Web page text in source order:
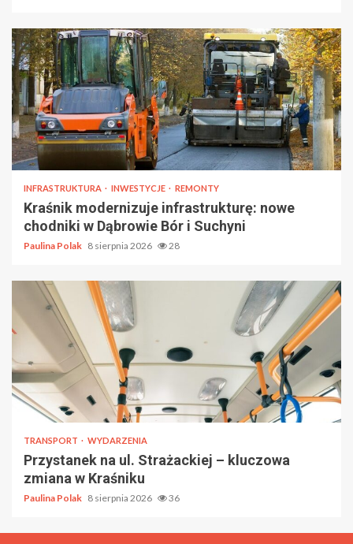
INFRASTRUKTURA INWESTYCJE REMONTY
Kraśnik modernizuje infrastrukturę: nowe
chodniki w Dąbrowie Bór i Suchyni
Paulina Polak 8 sierpnia 2026 28
TRANSPORT WYDARZENIA
Przystanek na ul. Strażackiej – kluczowa
zmiana w Kraśniku
Paulina Polak 8 sierpnia 2026 36